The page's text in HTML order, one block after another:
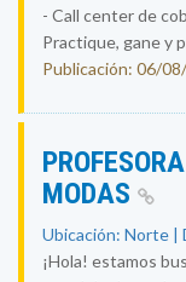
- Call center de
Practique, gane y
Publicación: 06/
MODAS
Ubicación: Norte |
¡Hola! estamos